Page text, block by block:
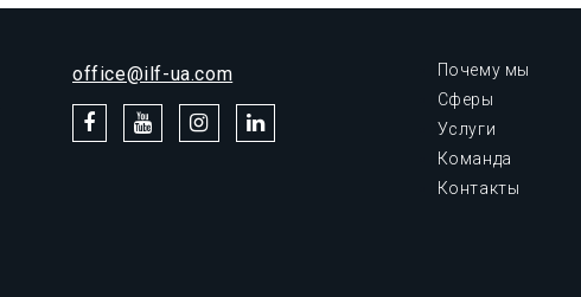
office@ilf-ua.com
Почему мы
Сферы
Услуги
Команда
Контакты